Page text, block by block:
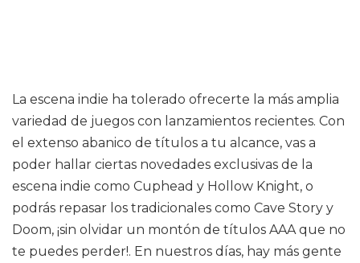
La escena indie ha tolerado ofrecerte la más amplia
variedad de juegos con lanzamientos recientes. Con
el extenso abanico de títulos a tu alcance, vas a
poder hallar ciertas novedades exclusivas de la
escena indie como Cuphead y Hollow Knight, o
podrás repasar los tradicionales como Cave Story y
Doom, ¡sin olvidar un montón de títulos AAA que no
te puedes perder!. En nuestros días, hay más gente